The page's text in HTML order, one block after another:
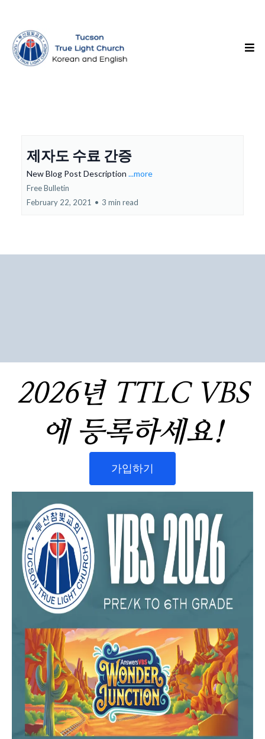
제자도 수료 간증
New Blog Post Description ...more
Free Bulletin
February 22, 2021 • 3 min read
2026년 TTLC VBS
에 등록하세요!
가입하기